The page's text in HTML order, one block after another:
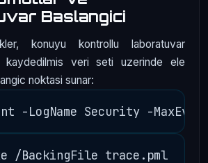
Baslangici
konuyu kontrollu laboratuvar
kaydedilmis veri seti uzerinde ele
noktasi sunar: